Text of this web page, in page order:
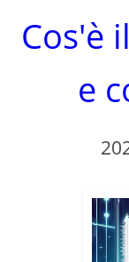
Cos'è
e